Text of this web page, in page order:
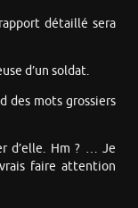
détaillé sera
d’un soldat.
des mots grossiers
d’elle. Hm ? … Je
faire attention